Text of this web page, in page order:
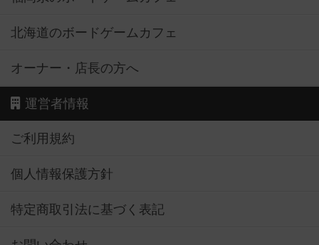
北海道のボードゲームカフェ
オーナー・店長の方へ
運営者情報
ご利用規約
個人情報保護方針
特定商取引法に基づく表記